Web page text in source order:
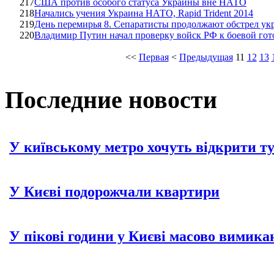
218Начались учения Украина НАТО, Rapid Trident 2014
219День перемирья 8. Сепаратисты продолжают обстрел
220Владимир Путин начал проверку войск РФ к боевой
<< Первая< Предыдущая 11 12 13
Последние новости
У київському метро хочуть відкрити
У Києві подорожчали квартири
У пікові години у Києві масово